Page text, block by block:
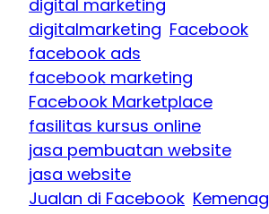
digital marketing
digitalmarketing Facebook
facebook ads
facebook marketing
Facebook Marketplace
fasilitas kursus online
jasa pembuatan website
jasa website
Jualan di Facebook Kemenag